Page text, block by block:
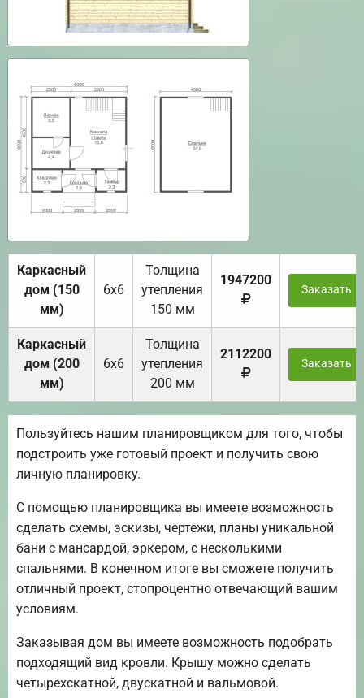
Каркасный
дом (150
мм)
6х6
Толщина
утепления
150 мм
1947200
Заказать
Каркасный
дом (200
мм)
6х6
Толщина
утепления
200 мм
2112200
Заказать
Пользуйтесь нашим планировщиком для того, чтобы
подстроить уже готовый проект и получить свою
личную планировку.
С помощью планировщика вы имеете возможность
сделать схемы, эскизы, чертежи, планы уникальной
бани с мансардой, эркером, с несколькими
спальнями. В конечном итоге вы сможете получить
отличный проект, стопроцентно отвечающий вашим
условиям.
Заказывая дом вы имеете возможность подобрать
подходящий вид кровли. Крышу можно сделать
четырехскатной, двускатной и вальмовой.